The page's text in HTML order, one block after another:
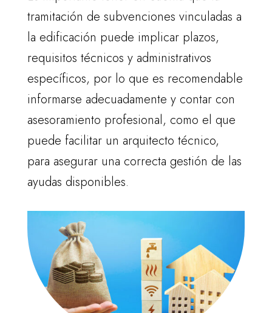
tramitación de subvenciones vinculadas a
la edificación puede implicar plazos,
requisitos técnicos y administrativos
específicos, por lo que es recomendable
informarse adecuadamente y contar con
asesoramiento profesional, como el que
puede facilitar un arquitecto técnico,
para asegurar una correcta gestión de las
ayudas disponibles.